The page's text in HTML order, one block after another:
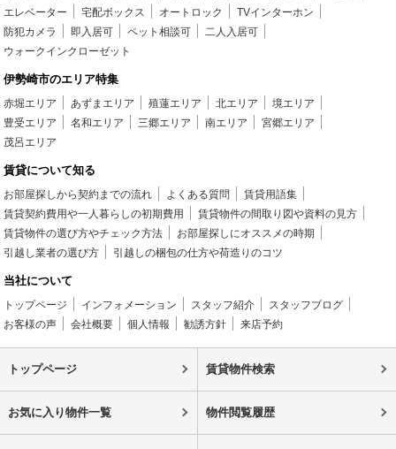
エレベーター
宅配ボックス オートロック
TVインターホン
防犯カメラ
即入居可 ペット相談可
二人入居可
ウォークインクローゼット
伊勢崎市のエリア特集
赤堀エリア あずまエリア 殖蓮エリア 北エリア
境エリア
豊受エリア
名和エリア 三郷エリア 南エリア
宮郷エリア
茂呂エリア
賃貸について知る
お部屋探しから契約までの流れ よくある質問
賃貸用語集
賃貸契約費用や一人暮らしの初期費用
賃貸物件の間取り図や資料の見方
賃貸物件の選び方やチェック方法
お部屋探しにオススメの時期
引越し業者の選び方
引越しの梱包の仕方や荷造りのコツ
当社について
トップページ インフォメーション スタッフ紹介
スタッフブログ
お客様の声
会社概要 個人情報 勧誘方針 来店予約
トップページ 賃貸物件検索
お気に入り物件一覧 物件閲覧履歴